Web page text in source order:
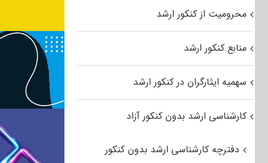
محرومیت از کنکور ارشد
منابع کنکور ارشد
سهمیه ایثارگران در کنکور ارشد
کارشناسی ارشد بدون کنکور آزاد
دفترچه کارشناسی ارشد بدون کنکور